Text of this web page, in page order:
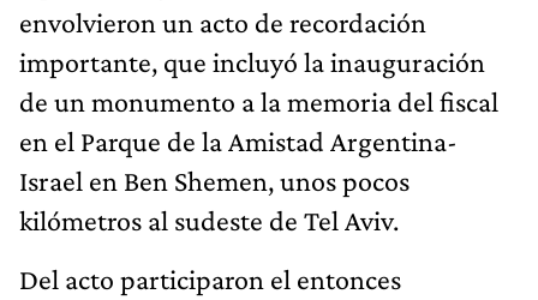
envolvieron un acto de recordación
importante, que incluyó la inauguración
de un monumento a la memoria del fiscal
en el Parque de la Amistad Argentina-
Israel en Ben Shemen, unos pocos
kilómetros al sudeste de Tel Aviv.
Del acto participaron el entonces